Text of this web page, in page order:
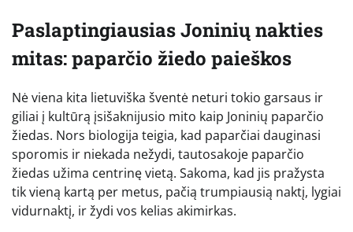
Paslaptingiausias Joninių nakties
mitas: paparčio žiedo paieškos
Nė viena kita lietuviška šventė neturi tokio garsaus ir
giliai į kultūrą įsišaknijusio mito kaip Joninių paparčio
žiedas. Nors biologija teigia, kad paparčiai dauginasi
sporomis ir niekada nežydi, tautosakoje paparčio
žiedas užima centrinę vietą. Sakoma, kad jis pražysta
tik vieną kartą per metus, pačią trumpiausią naktį, lygiai
vidurnaktį, ir žydi vos kelias akimirkas.